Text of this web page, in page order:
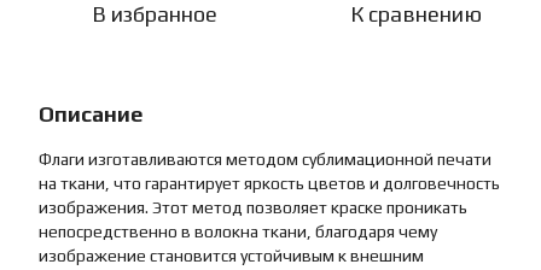
В избранное К сравнению
Описание
Флаги изготавливаются методом сублимационной печати
на ткани, что гарантирует яркость цветов и долговечность
изображения. Этот метод позволяет краске проникать
непосредственно в волокна ткани, благодаря чему
изображение становится устойчивым к внешним